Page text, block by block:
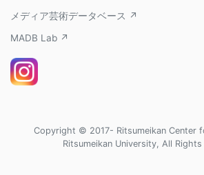
メディア芸術データベース ↗
MADB Lab ↗
Copyright © 2017- Ritsumeikan Center
Ritsumeikan University, All Rights